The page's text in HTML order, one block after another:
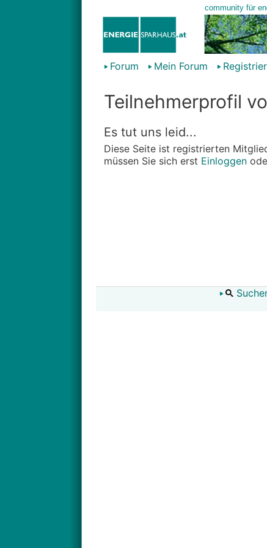
Forum Mein Forum
Teilnehmerprofil
Es tut uns leid...
Diese Seite ist registrierten
müssen Sie sich erst Einloggen